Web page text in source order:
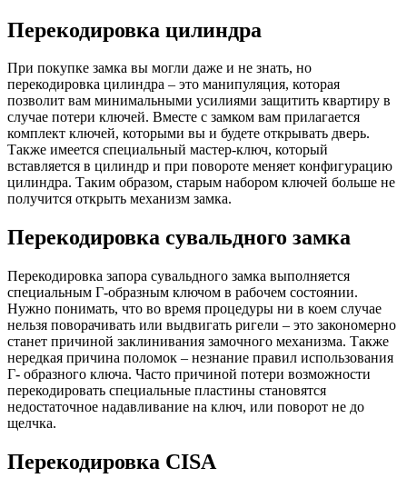
Перекодировка цилиндра
При покупке замка вы могли даже и не знать, но
перекодировка цилиндра – это манипуляция, которая
позволит вам минимальными усилиями защитить квартиру в
случае потери ключей. Вместе с замком вам прилагается
комплект ключей, которыми вы и будете открывать дверь.
Также имеется специальный мастер-ключ, который
вставляется в цилиндр и при повороте меняет конфигурацию
цилиндра. Таким образом, старым набором ключей больше не
получится открыть механизм замка.
Перекодировка сувальдного замка
Перекодировка запора сувальдного замка выполняется
специальным Г-образным ключом в рабочем состоянии.
Нужно понимать, что во время процедуры ни в коем случае
нельзя поворачивать или выдвигать ригели – это закономерно
станет причиной заклинивания замочного механизма. Также
нередкая причина поломок – незнание правил использования
Г- образного ключа. Часто причиной потери возможности
перекодировать специальные пластины становятся
недостаточное надавливание на ключ, или поворот не до
щелчка.
Перекодировка CISA